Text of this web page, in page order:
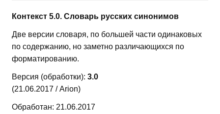
Контекст 5.0. Словарь русских синонимов
Две версии словаря, по большей части одинаковых
по содержанию, но заметно различающихся по
форматированию.
Версия (обработки): 3.0
(21.06.2017 / Arion)
Обработан: 21.06.2017